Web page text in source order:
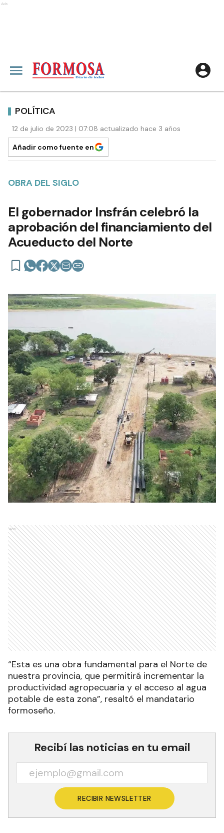
Ads
POLÍTICA
12 de julio de 2023 | 07:08 actualizado hace 3 años
Añadir como fuente en
OBRA DEL SIGLO
El gobernador Insfrán celebró la
aprobación del financiamiento del
Acueducto del Norte
Ads
“Esta es una obra fundamental para el Norte de
nuestra provincia, que permitirá incrementar la
productividad agropecuaria y el acceso al agua
potable de esta zona”, resaltó el mandatario
formoseño.
Recibí las noticias en tu email
RECIBIR NEWSLETTER